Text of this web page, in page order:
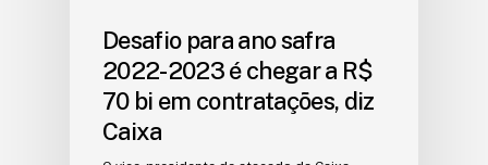
Desafio para ano safra
2022-2023 é chegar a R$
70 bi em contratações, diz
Caixa